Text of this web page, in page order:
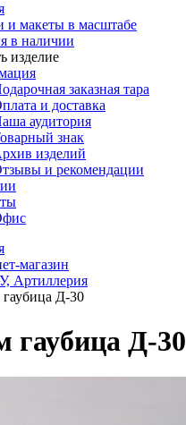
и макеты в масштабе
в наличии
изделие
заказная тара
и доставка
аудитория
знак
изделий
и рекомендации
магазин
Артиллерия
Д-30
гаубица Д-30